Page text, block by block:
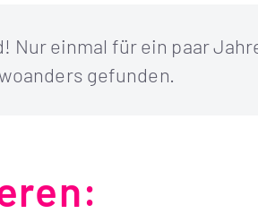
Nur einmal für ein paar
gefunden.